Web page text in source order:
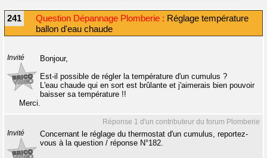
241 Question Dépannage Plomberie : Réglage température
ballon d'eau chaude
Invité
Bonjour,
Est-il possible de régler la température d'un cumulus ?
L'eau chaude qui en sort est brûlante et j'aimerais bien pouvoir
baisser sa température !!
Merci.
Réponse 1 d'un contributeur du forum Plomberie
Invité
Concernant le réglage du thermostat d'un cumulus, reportez-
vous à la question / réponse N°182.